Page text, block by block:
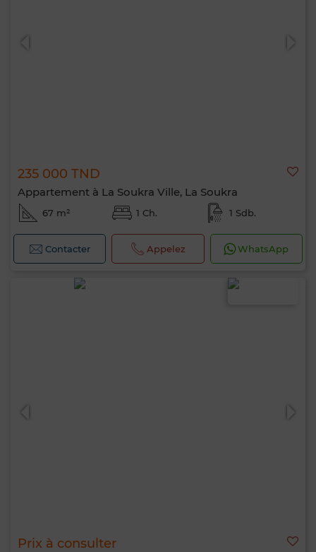
235 000 TND
Appartement à La Soukra Ville, La Soukra
67 m² 1 Ch. 1 Sdb.
Contacter Appelez WhatsApp
Prix à consulter